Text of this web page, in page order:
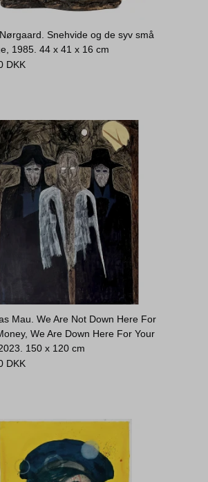
Snehvide og de syv små
1985.44 x 41 x 16 cm
DKK
Mau. We Are Not Down Here For
We Are Down Here For Your
150 x 120 cm
DKK